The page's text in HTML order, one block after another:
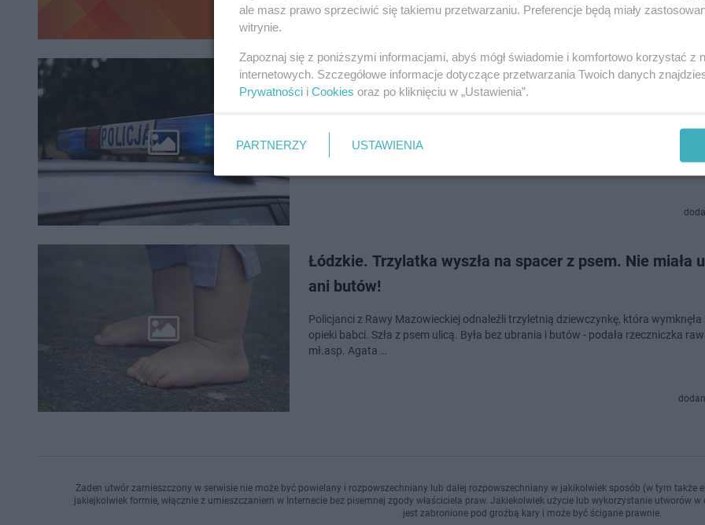
Uciekł z domu dziecka i ukradł samochód. 15-letni Filip
10-letni brat Igor poszukiwani przez policję
Policjanci z Komendy Powiatowej Policji w Rawie Mazowieckiej przed dwa dni
zaginionych braci Filipa O. oraz Igora G. Nieletni chłopcy uciekli skradzionym
Łódzkie. Trzylatka wyszła na spacer z psem. Nie miała
ani butów!
Policjanci z Rawy Mazowieckiej odnaleźli trzyletnią dziewczynkę, która wymknęła
opieki babci. Szła z psem ulicą. Była bez ubrania i butów - podała rzeczniczka
mł.asp. Agata …
Żaden utwór zamieszczony w serwisie nie może być powielany i rozpowszechniany lub dalej rozpowszechniany w jakikolwiek sposób (w tym
jakiejkolwiek formie, włącznie z umieszczaniem w Internecie bez pisemnej zgody właściciela praw. Jakiekolwiek użycie lub wykorzystanie utworów
jest zabronione pod groźbą kary i może być ścigane prawnie.
ale masz prawo sprzeciwić się takiemu przetwarzaniu. Preferencje będą miały
witrynie.
Zapoznaj się z poniższymi informacjami, abyś mógł świadomie i komfortowo korzystać z
internetowych. Szczegółowe informacje dotyczące przetwarzania Twoich danych
Prywatności i Cookies oraz po kliknięciu w „Ustawienia”.
PARTNERZY USTAWIENIA